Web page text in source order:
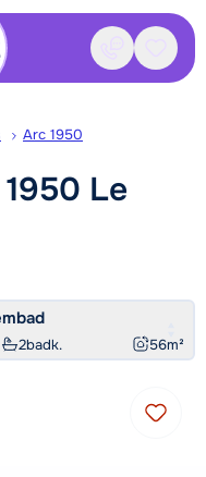
Contact
Arc 1950
Le
2badk. 56m²